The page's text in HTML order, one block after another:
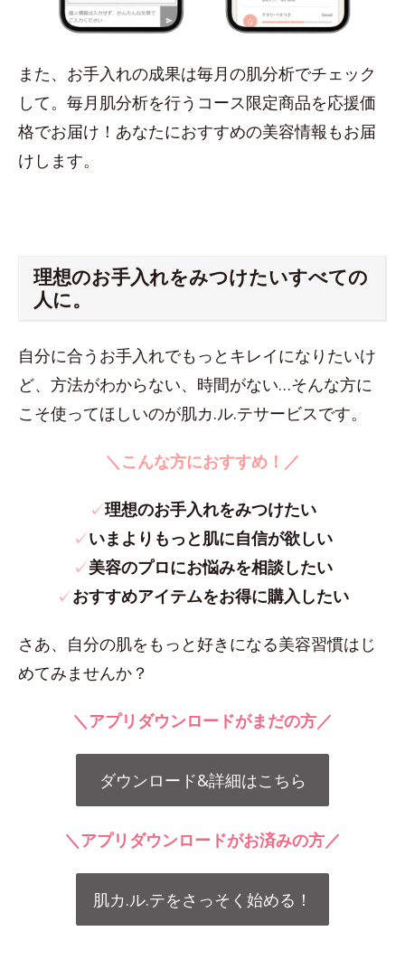
また、お手入れの成果は毎月の肌分析でチェック
して。毎月肌分析を行うコース限定商品を応援価
格でお届け！あなたにおすすめの美容情報もお届
けします。
理想のお手入れをみつけたいすべての
人に。
自分に合うお手入れでもっとキレイになりたいけ
ど、方法がわからない、時間がない…そんな方に
こそ使ってほしいのが肌カ.ル.テサービスです。
＼こんな方におすすめ！／
✓理想のお手入れをみつけたい
✓いまよりもっと肌に自信が欲しい
✓美容のプロにお悩みを相談したい
✓おすすめアイテムをお得に購入したい
さあ、自分の肌をもっと好きになる美容習慣はじ
めてみませんか？
＼アプリダウンロードがまだの方／
ダウンロード&詳細はこちら
＼アプリダウンロードがお済みの方／
肌カ.ル.テをさっそく始める！